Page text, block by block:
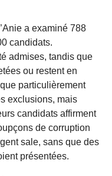
a examiné 788
candidats.
admises, tandis que
ou restent en
particulièrement
exclusions, mais
candidats affirment
de corruption
sale, sans que des
présentées.